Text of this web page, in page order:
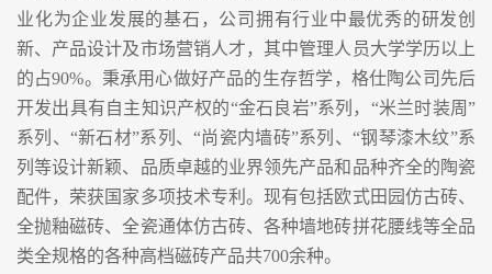
业化为企业发展的基石，公司拥有行业中最优秀的研发创
新、产品设计及市场营销人才，其中管理人员大学学历以上
的占90%。秉承用心做好产品的生存哲学，格仕陶公司先后
开发出具有自主知识产权的“金石良岩”系列，“米兰时装周”
系列、“新石材”系列、“尚瓷内墙砖”系列、“钢琴漆木纹”系
列等设计新颖、品质卓越的业界领先产品和品种齐全的陶瓷
配件，荣获国家多项技术专利。现有包括欧式田园仿古砖、
全抛釉磁砖、全瓷通体仿古砖、各种墙地砖拼花腰线等全品
类全规格的各种高档磁砖产品共700余种。